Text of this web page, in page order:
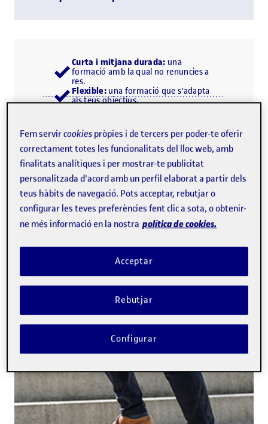
Curta i mitjana durada: una
formació amb la qual no renuncies a
res.
Flexible: una formació que s'adapta
als teus objectius.
Fem servircookies pròpies i de tercers per poder-te oferir
correctament totes les funcionalitats del lloc web, amb
finalitats analítiques i per mostrar-te publicitat
personalitzada d'acord amb un perfil elaborat a partir dels
teus hàbits de navegació. Pots acceptar, rebutjar o
configurar les teves preferències fent clic a sota, o obtenir-
ne més informació en la nostra política de cookies.
Rebutjar
Acceptar
Configurar